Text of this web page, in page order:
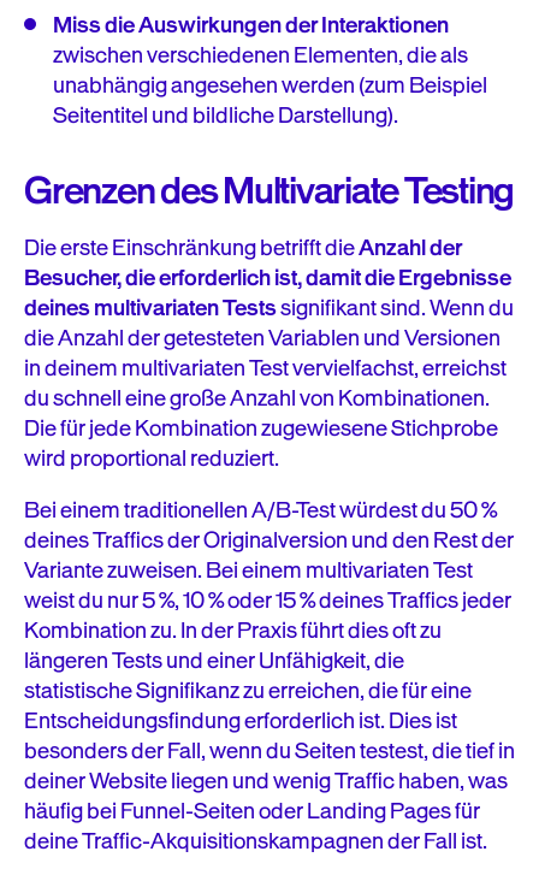
Miss die Auswirkungen der Interaktionen
zwischen verschiedenen Elementen, die als
unabhängig angesehen werden (zum Beispiel
Seitentitel und bildliche Darstellung).
Grenzen des Multivariate Testing
Die erste Einschränkung betrifft dieAnzahl der
Besucher, die erforderlich ist, damit die Ergebnisse
deines multivariaten Testssignifikant sind. Wenn du
die Anzahl der getesteten Variablen und Versionen
in deinem multivariaten Test vervielfachst, erreichst
du schnell eine große Anzahl von Kombinationen.
Die für jede Kombination zugewiesene Stichprobe
wird proportional reduziert.
Bei einem traditionellen A/B-Test würdest du 50 %
deines Traffics der Originalversion und den Rest der
Variante zuweisen. Bei einem multivariaten Test
weist du nur 5 %, 10 % oder 15 % deines Traffics jeder
Kombination zu. In der Praxis führt dies oft zu
längeren Tests und einer Unfähigkeit, die
statistische Signifikanz zu erreichen, die für eine
Entscheidungsfindung erforderlich ist. Dies ist
besonders der Fall, wenn du Seiten testest, die tief in
deiner Website liegen und wenig Traffic haben, was
häufig bei Funnel-Seiten oder Landing Pages für
deine Traffic-Akquisitionskampagnen der Fall ist.